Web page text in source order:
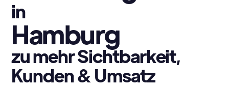
in
Hamburg
zu mehr Sichtbarkeit,
Kunden & Umsatz